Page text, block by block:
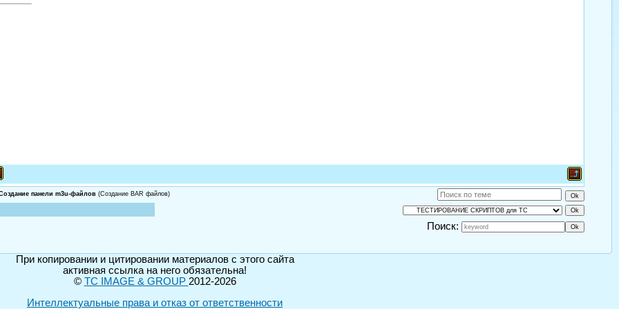
панели m3u-файлов (Создание BAR файлов)
Поиск:
При копировании и цитировании материалов с этого сайта
активная ссылка на него обязательна!
© TC IMAGE & GROUP 2012-2026
Интеллектуальные права и отказ от ответственности